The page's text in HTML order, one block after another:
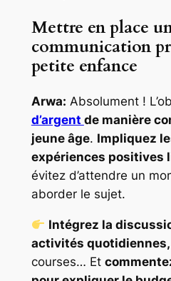
Mettre en place
communication
petite enfance
Arwa: Absolument !
d’argent de manière
jeune âge. Impliquez
expériences positives
évitez d’attendre un
aborder le sujet.
Intégrez la
activités quotidiennes,
courses… Et